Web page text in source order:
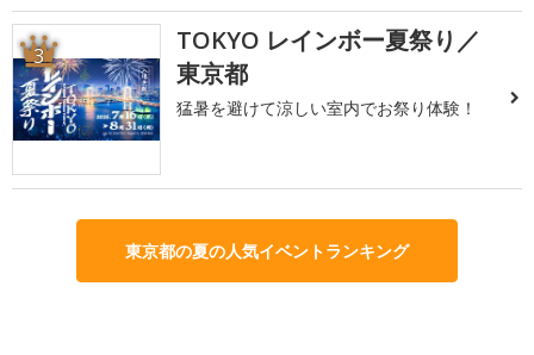
3
TOKYO レインボー夏祭り／
東京都
猛暑を避けて涼しい室内でお祭り体験！
東京都の夏の人気イベントランキング